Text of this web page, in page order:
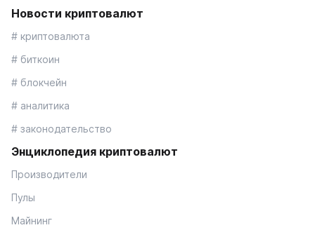
Новости криптовалют
# криптовалюта
# биткоин
# блокчейн
# аналитика
# законодательство
Энциклопедия криптовалют
Производители
Пулы
Майнинг